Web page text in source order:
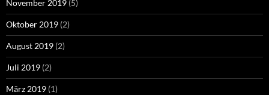
November 2019 (5)
Oktober 2019 (2)
August 2019 (2)
Juli 2019 (2)
März 2019 (1)